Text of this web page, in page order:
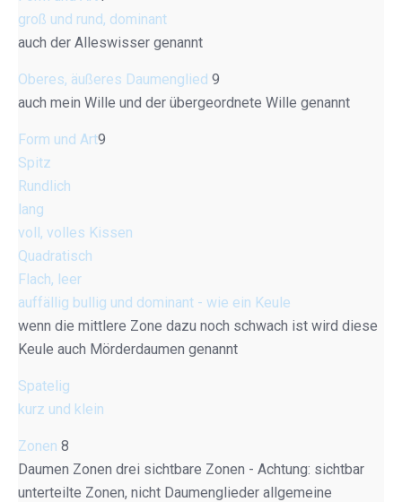
groß und rund, dominant
auch der Alleswisser genannt
Oberes, äußeres Daumenglied 9
auch mein Wille und der übergeordnete Wille genannt
Form und Art9
Spitz
Rundlich
lang
voll, volles Kissen
Quadratisch
Flach, leer
auffällig bullig und dominant - wie ein Keule
wenn die mittlere Zone dazu noch schwach ist wird diese
Keule auch Mörderdaumen genannt
Spatelig
kurz und klein
Zonen 8
Daumen Zonen drei sichtbare Zonen - Achtung: sichtbar
unterteilte Zonen, nicht Daumenglieder allgemeine